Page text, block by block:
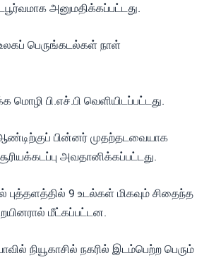
அனுமதிக்கப்பட்டது.
பெருங்கடல்கள் நாள்
மொழி பி.எச்.பி வெளியிடப்பட்டது.
பின்னர் முதற்தடவையாக
அவதானிக்கப்பட்டது.
9 உடல்கள் மிகவும் சிதைந்த
மீட்கப்பட்டன.
நியூகாசில் நகரில் இடம்பெற்ற பெரும்